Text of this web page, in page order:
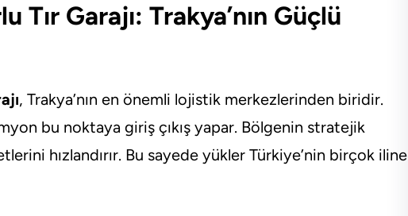
Tır Garajı: Trakya’nın Güçlü
, Trakya’nın en önemli lojistik merkezlerinden biridir.
bu noktaya giriş çıkış yapar. Bölgenin stratejik
hızlandırır. Bu sayede yükler Türkiye’nin birçok iline